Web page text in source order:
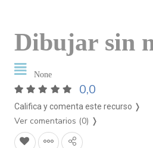
Dibujar sin
None
0,0
Califica y comenta este recurso ❭
Ver comentarios (0) ❭